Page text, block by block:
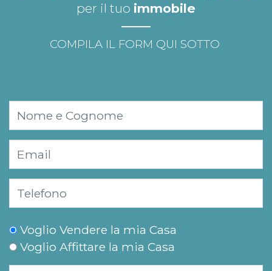
per il tuo immobile
COMPILA IL FORM QUI SOTTO
Voglio Vendere la mia Casa
Voglio Affittare la mia Casa